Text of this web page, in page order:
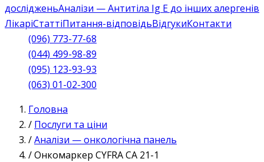
дослідженьАналізи — Антитіла Ig E до інших алергенів
ЛікаріСтаттіПитання-відповідьВідгукиКонтакти
(096) 773-77-68
(044) 499-98-89
(095) 123-93-93
(063) 01-02-300
Головна
/ Послуги та ціни
/Аналізи — онкологічна панель
/Онкомаркер CYFRA СА 21-1